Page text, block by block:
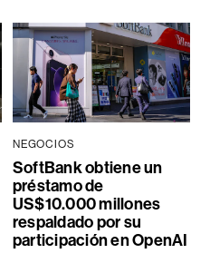
NEGOCIOS
SoftBank obtiene un
préstamo de
US$10.000 millones
respaldado por su
participación en OpenAI